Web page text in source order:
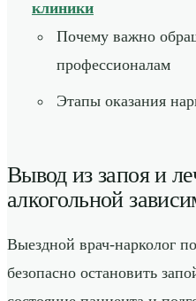
клиники
Почему важно
профессионалам
Этапы оказания
Вывод из запоя и
алкогольной
Выездной врач-нарколог
безопасно остановить